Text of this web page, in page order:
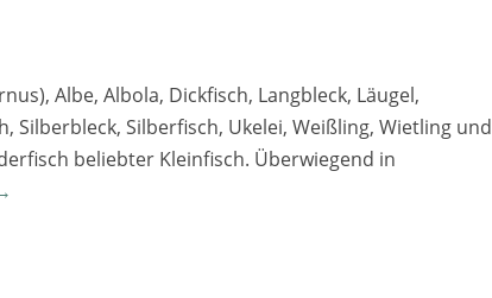
Albe, Albola, Dickfisch, Langbleck, Läugel,
Silberbleck, Silberfisch, Ukelei, Weißling, Wietling und
beliebter Kleinfisch. Überwiegend in